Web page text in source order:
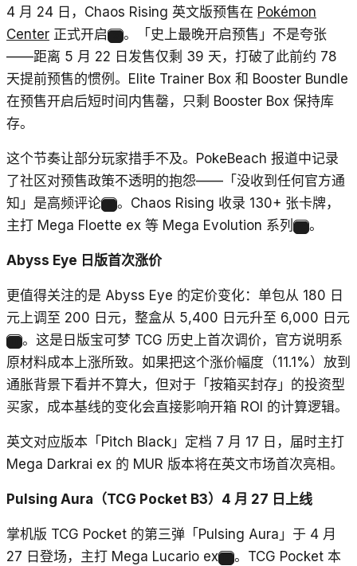
4 月 24 日，Chaos Rising 英文版预售在 Pokémon
Center 正式开启
。「史上最晚开启预售」不是夸张
——距离 5 月 22 日发售仅剩 39 天，打破了此前约 78
天提前预售的惯例。Elite Trainer Box 和 Booster Bundle
在预售开启后短时间内售罄，只剩 Booster Box 保持库
存。
这个节奏让部分玩家措手不及。PokeBeach 报道中记录
了社区对预售政策不透明的抱怨——「没收到任何官方通
知」是高频评论
。Chaos Rising 收录 130+ 张卡牌，
主打 Mega Floette ex 等 Mega Evolution 系列
。
Abyss Eye 日版首次涨价
更值得关注的是 Abyss Eye 的定价变化：单包从 180 日
元上调至 200 日元，整盒从 5,400 日元升至 6,000 日元
。这是日版宝可梦 TCG 历史上首次调价，官方说明系
原材料成本上涨所致。如果把这个涨价幅度（11.1%）放到
通胀背景下看并不算大，但对于「按箱买封存」的投资型
买家，成本基线的变化会直接影响开箱 ROI 的计算逻辑。
英文对应版本「Pitch Black」定档 7 月 17 日，届时主打
Mega Darkrai ex 的 MUR 版本将在英文市场首次亮相。
Pulsing Aura（TCG Pocket B3）4 月 27 日上线
掌机版 TCG Pocket 的第三弹「Pulsing Aura」于 4 月
27 日登场，主打 Mega Lucario ex
。TCG Pocket 本